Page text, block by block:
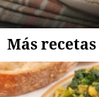
Más